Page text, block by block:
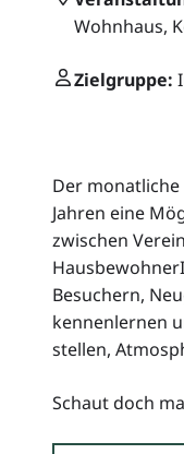
Wohnhaus,
Zielgruppe:
Der
Jahren eine
zwischen
Besuchern,
kennenlernen
stellen,
Schaut doch